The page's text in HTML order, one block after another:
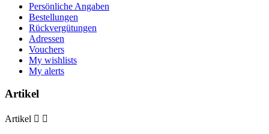
Persönliche Angaben
Bestellungen
Rückvergütungen
Adressen
Vouchers
My wishlists
My alerts
Artikel
Artikel  